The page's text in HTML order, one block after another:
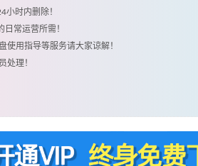
小时内删除！
常运营所需！
使用指导等服务请大家谅解！
处理！